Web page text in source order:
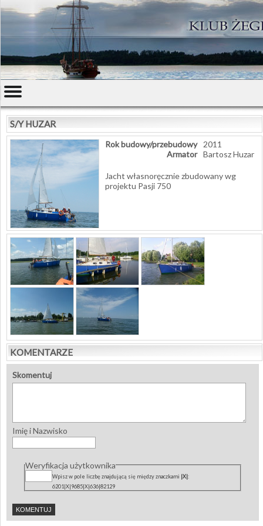
S/Y HUZAR
Rok budowy/przebudowy
2011
Armator Bartosz Huzar
Jacht własnoręcznie zbudowany wg
projektu Pasji 750
KOMENTARZE
Skomentuj
Imię i Nazwisko
Weryfikacja użytkownika
Wpisz w pole liczbę znajdującą się między znaczkami |X|:
6201|X|9685|X|636|82129